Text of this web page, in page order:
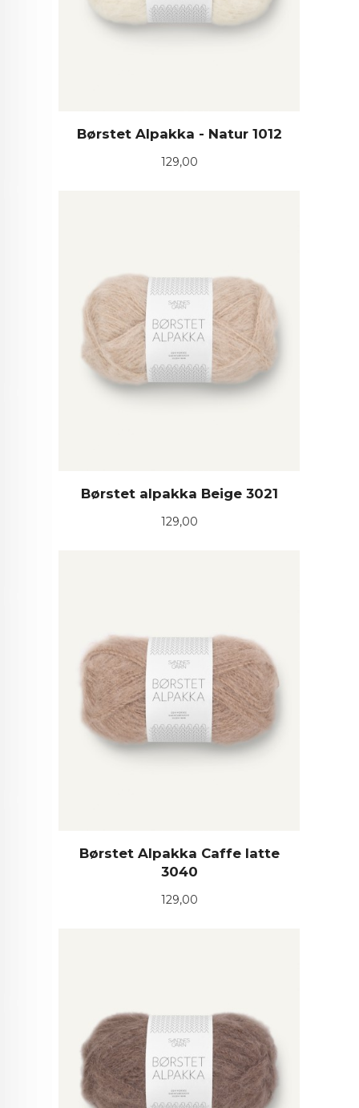
Børstet Alpakka - Natur 1012
Pris
129,00
Børstet alpakka Beige 3021
Pris
129,00
Børstet Alpakka Caffe latte
3040
Pris
129,00